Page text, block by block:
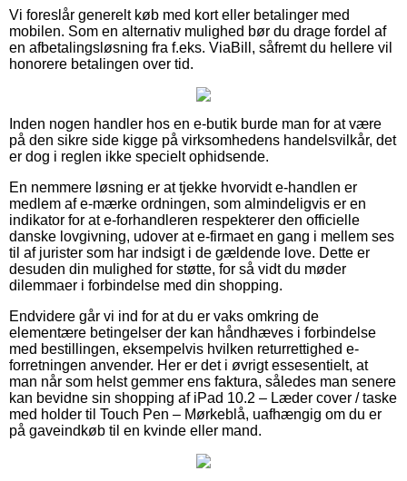
Vi foreslår generelt køb med kort eller betalinger med
mobilen. Som en alternativ mulighed bør du drage fordel af
en afbetalingsløsning fra f.eks. ViaBill, såfremt du hellere vil
honorere betalingen over tid.
Inden nogen handler hos en e-butik burde man for at være
på den sikre side kigge på virksomhedens handelsvilkår, det
er dog i reglen ikke specielt ophidsende.
En nemmere løsning er at tjekke hvorvidt e-handlen er
medlem af e-mærke ordningen, som almindeligvis er en
indikator for at e-forhandleren respekterer den officielle
danske lovgivning, udover at e-firmaet en gang i mellem ses
til af jurister som har indsigt i de gældende love. Dette er
desuden din mulighed for støtte, for så vidt du møder
dilemmaer i forbindelse med din shopping.
Endvidere går vi ind for at du er vaks omkring de
elementære betingelser der kan håndhæves i forbindelse
med bestillingen, eksempelvis hvilken returrettighed e-
forretningen anvender. Her er det i øvrigt essesentielt, at
man når som helst gemmer ens faktura, således man senere
kan bevidne sin shopping af iPad 10.2 – Læder cover / taske
med holder til Touch Pen – Mørkeblå, uafhængig om du er
på gaveindkøb til en kvinde eller mand.